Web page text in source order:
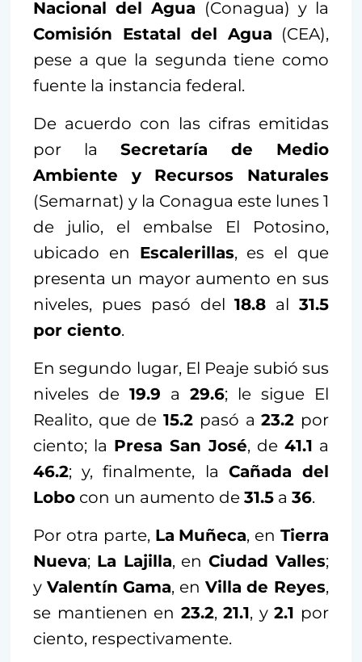
Nacional del Agua (Conagua) y la
Comisión Estatal del Agua (CEA),
pese a que la segunda tiene como
fuente la instancia federal.
De acuerdo con las cifras emitidas
por la Secretaría de Medio
Ambiente y Recursos Naturales
(Semarnat) y la Conagua este lunes 1
de julio, el embalse El Potosino,
ubicado en Escalerillas, es el que
presenta un mayor aumento en sus
niveles, pues pasó del18.8 al31.5
por ciento.
En segundo lugar, El Peaje subió sus
niveles de 19.9 a 29.6; le sigue El
Realito, que de15.2 pasó a23.2 por
ciento; la Presa San José, de 41.1 a
46.2; y, finalmente, la Cañada del
Lobo con un aumento de 31.5 a 36.
Por otra parte, La Muñeca, enTierra
Nueva; La Lajilla, enCiudad Valles;
y Valentín Gama, en Villa de Reyes,
se mantienen en 23.2,21.1, y2.1 por
ciento, respectivamente.